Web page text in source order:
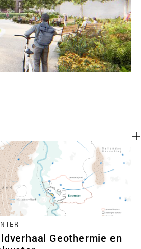
Geothermie en